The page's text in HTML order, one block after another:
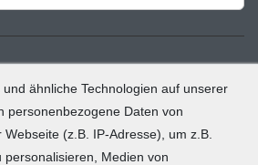
ähnliche Technologien auf unserer
personenbezogene Daten von
(z.B. IP-Adresse), um z.B.
personalisieren, Medien von